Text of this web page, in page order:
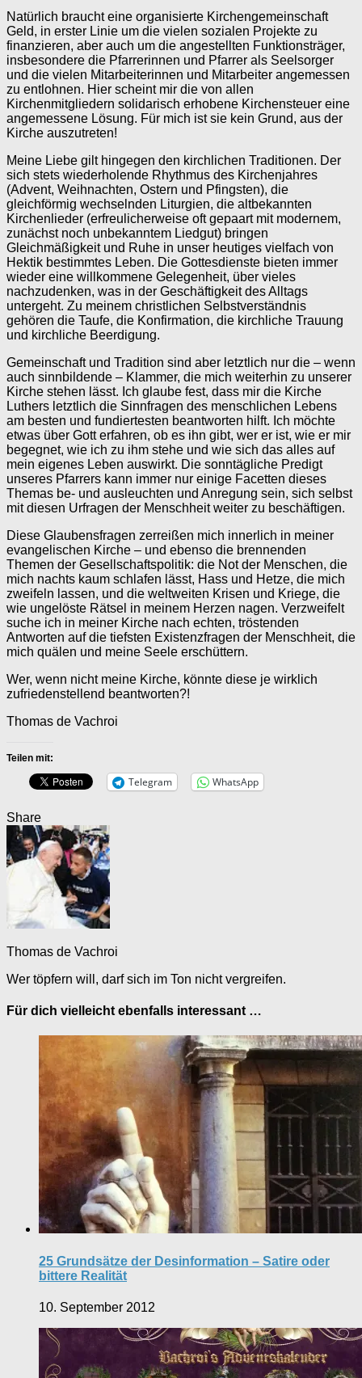
Natürlich braucht eine organisierte Kirchengemeinschaft
Geld, in erster Linie um die vielen sozialen Projekte zu
finanzieren, aber auch um die angestellten Funktionsträger,
insbesondere die Pfarrerinnen und Pfarrer als Seelsorger
und die vielen Mitarbeiterinnen und Mitarbeiter angemessen
zu entlohnen. Hier scheint mir die von allen
Kirchenmitgliedern solidarisch erhobene Kirchensteuer eine
angemessene Lösung. Für mich ist sie kein Grund, aus der
Kirche auszutreten!
Meine Liebe gilt hingegen den kirchlichen Traditionen. Der
sich stets wiederholende Rhythmus des Kirchenjahres
(Advent, Weihnachten, Ostern und Pfingsten), die
gleichförmig wechselnden Liturgien, die altbekannten
Kirchenlieder (erfreulicherweise oft gepaart mit modernem,
zunächst noch unbekanntem Liedgut) bringen
Gleichmäßigkeit und Ruhe in unser heutiges vielfach von
Hektik bestimmtes Leben. Die Gottesdienste bieten immer
wieder eine willkommene Gelegenheit, über vieles
nachzudenken, was in der Geschäftigkeit des Alltags
untergeht. Zu meinem christlichen Selbstverständnis
gehören die Taufe, die Konfirmation, die kirchliche Trauung
und kirchliche Beerdigung.
Gemeinschaft und Tradition sind aber letztlich nur die – wenn
auch sinnbildende – Klammer, die mich weiterhin zu unserer
Kirche stehen lässt. Ich glaube fest, dass mir die Kirche
Luthers letztlich die Sinnfragen des menschlichen Lebens
am besten und fundiertesten beantworten hilft. Ich möchte
etwas über Gott erfahren, ob es ihn gibt, wer er ist, wie er mir
begegnet, wie ich zu ihm stehe und wie sich das alles auf
mein eigenes Leben auswirkt. Die sonntägliche Predigt
unseres Pfarrers kann immer nur einige Facetten dieses
Themas be- und ausleuchten und Anregung sein, sich selbst
mit diesen Urfragen der Menschheit weiter zu beschäftigen.
Diese Glaubensfragen zerreißen mich innerlich in meiner
evangelischen Kirche – und ebenso die brennenden
Themen der Gesellschaftspolitik: die Not der Menschen, die
mich nachts kaum schlafen lässt, Hass und Hetze, die mich
zweifeln lassen, und die weltweiten Krisen und Kriege, die
wie ungelöste Rätsel in meinem Herzen nagen. Verzweifelt
suche ich in meiner Kirche nach echten, tröstenden
Antworten auf die tiefsten Existenzfragen der Menschheit, die
mich quälen und meine Seele erschüttern.
Wer, wenn nicht meine Kirche, könnte diese je wirklich
zufriedenstellend beantworten?!
Thomas de Vachroi
Teilen mit:
Telegram WhatsApp
Share
Thomas de Vachroi
Wer töpfern will, darf sich im Ton nicht vergreifen.
Für dich vielleicht ebenfalls interessant …
25 Grundsätze der Desinformation – Satire oder
bittere Realität
10. September 2012